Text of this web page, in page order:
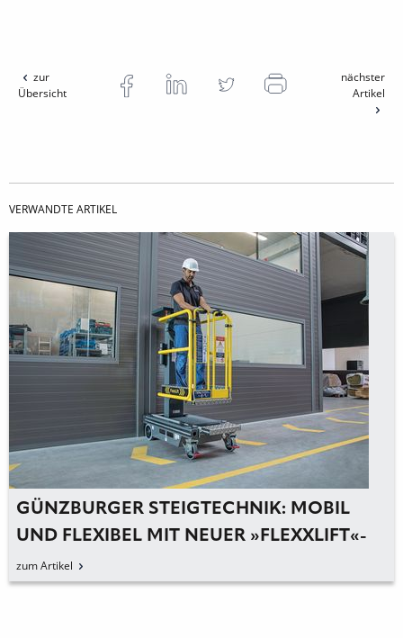
zur
Übersicht
nächster
Artikel
VERWANDTE ARTIKEL
GÜNZBURGER STEIGTECHNIK: MOBIL
UND FLEXIBEL MIT NEUER »FLEXXLIFT«-
ARBEITSBÜHNE
zum Artikel